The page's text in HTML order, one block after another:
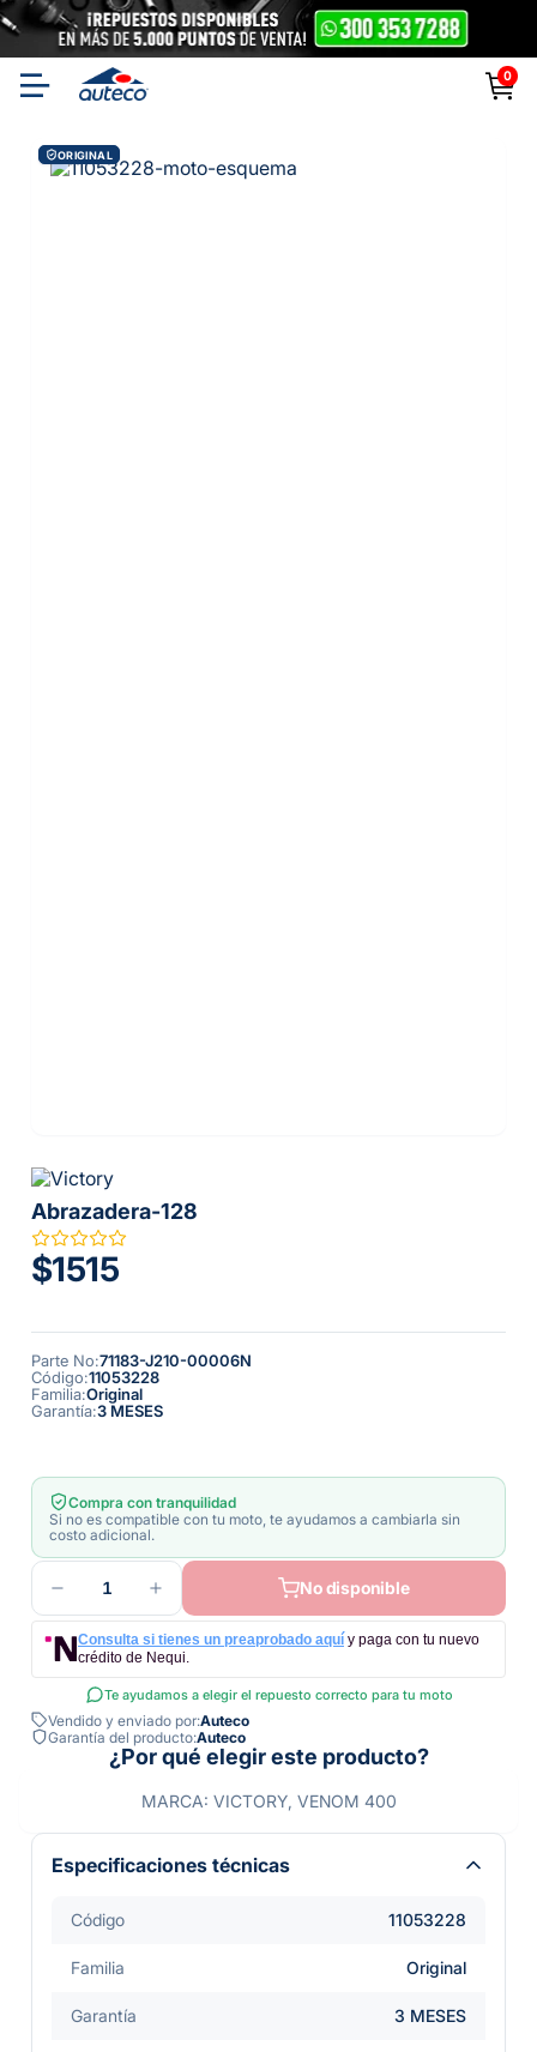
0
ORIGINAL
Abrazadera-128
$1515
Parte No:71183-J210-00006N
Código:11053228
Familia:Original
Garantía:3 MESES
Compra con tranquilidad
Si no es compatible con tu moto, te ayudamos a cambiarla sin
costo adicional.
1 No disponible
Consulta si tienes un preaprobado aquí y paga con tu nuevo
crédito de Nequi.
Te ayudamos a elegir el repuesto correcto para tu moto
Vendido y enviado por:Auteco
Garantía del producto:Auteco
¿Por qué elegir este producto?
MARCA: VICTORY, VENOM 400
Especificaciones técnicas
Código 11053228
Familia Original
Garantía 3 MESES